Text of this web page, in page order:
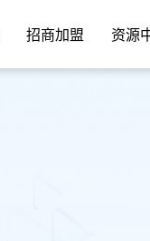
招商加盟 资源